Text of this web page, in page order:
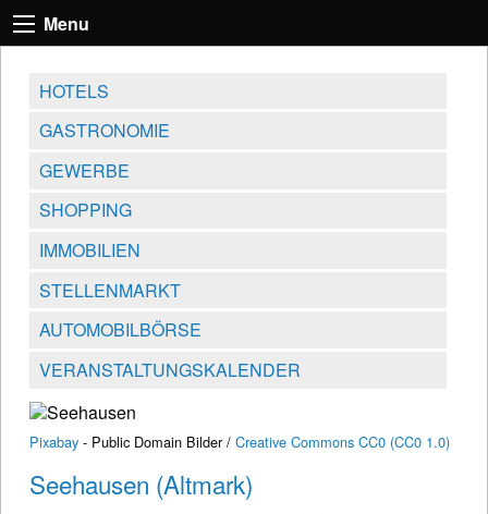
Menu
HOTELS
GASTRONOMIE
GEWERBE
SHOPPING
IMMOBILIEN
STELLENMARKT
AUTOMOBILBÖRSE
VERANSTALTUNGSKALENDER
Pixabay - Public Domain Bilder / Creative Commons CC0 (CC0 1.0)
Seehausen (Altmark)